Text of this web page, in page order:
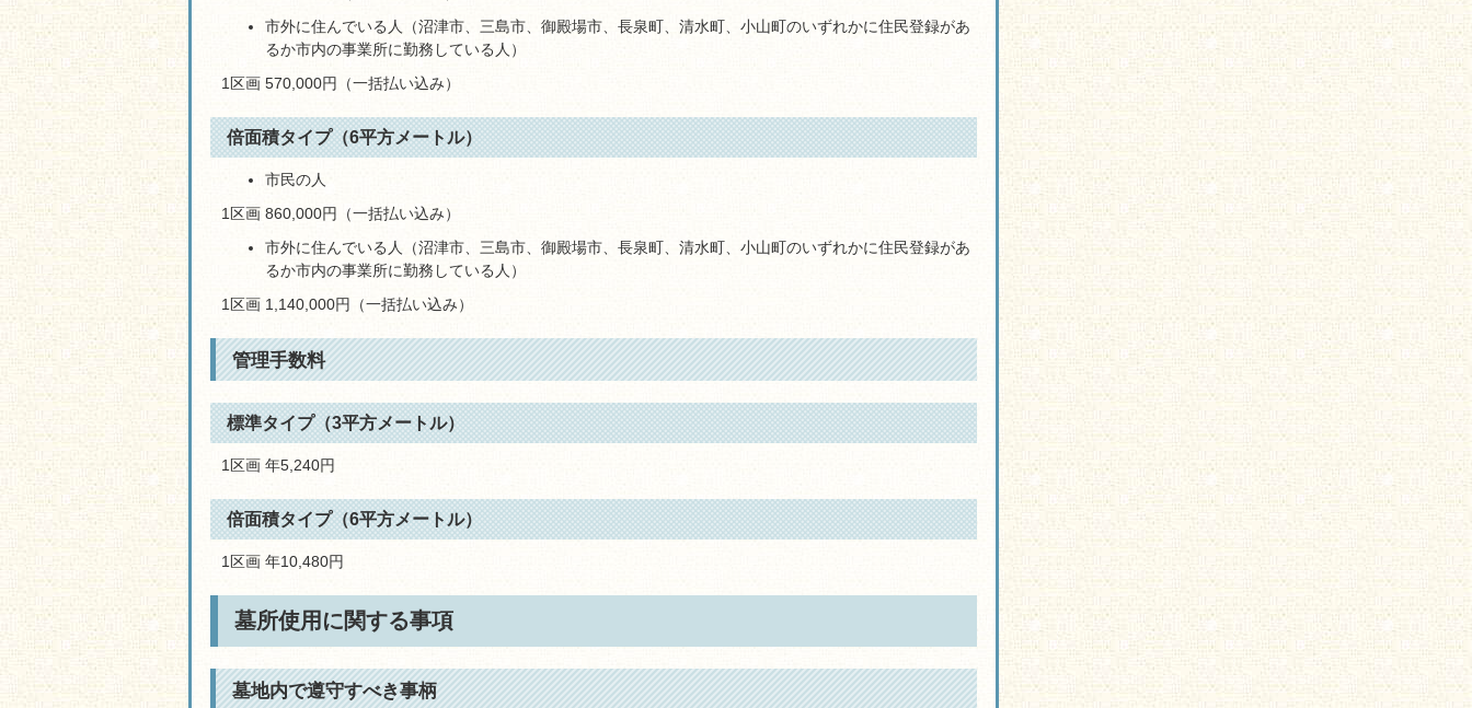
市外に住んでいる人（沼津市、三島市、御殿場市、長泉町、清水町、小山町のいずれかに住民登録があ
るか市内の事業所に勤務している人）
1区画 570,000円（一括払い込み）
倍面積タイプ（6平方メートル）
市民の人
1区画 860,000円（一括払い込み）
市外に住んでいる人（沼津市、三島市、御殿場市、長泉町、清水町、小山町のいずれかに住民登録があ
るか市内の事業所に勤務している人）
1区画 1,140,000円（一括払い込み）
管理手数料
標準タイプ（3平方メートル）
1区画 年5,240円
倍面積タイプ（6平方メートル）
1区画 年10,480円
墓所使用に関する事項
墓地内で遵守すべき事柄